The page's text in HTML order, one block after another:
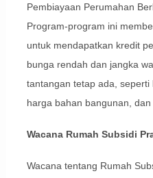
Pembiayaan Perumahan
Program-program ini
untuk mendapatkan kredit
bunga rendah dan jangka
tantangan tetap ada,
harga bahan bangunan,
Wacana Rumah Subsidi
Wacana tentang Rumah